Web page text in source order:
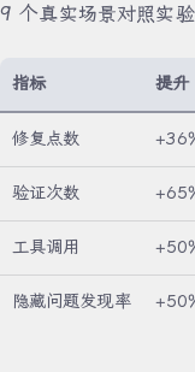
9 个真实场景对照实
指标 提升
修复点数
验证次数
工具调用
隐藏问题发现率